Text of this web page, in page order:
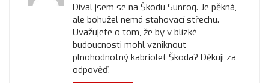
Díval jsem se na Škodu Sunroq. Je pěkná,
ale bohužel nemá stahovací střechu.
Uvažujete o tom, že by v blízké
budoucnosti mohl vzniknout
plnohodnotný kabriolet Škoda? Děkuji za
odpověď.